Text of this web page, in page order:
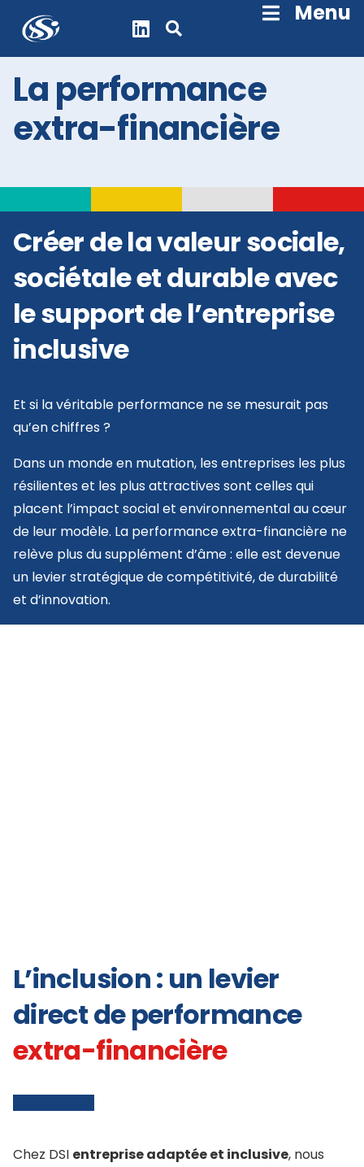
Menu
La performance
extra-financière
Créer de la valeur sociale,
sociétale et durable avec
le support de l’entreprise
inclusive
Et si la véritable performance ne se mesurait pas
qu’en chiffres ?
Dans un monde en mutation, les entreprises les plus
résilientes et les plus attractives sont celles qui
placent l’impact social et environnemental au cœur
de leur modèle. La performance extra-financière ne
relève plus du supplément d’âme : elle est devenue
un levier stratégique de compétitivité, de durabilité
et d’innovation.
L’inclusion : un levier
direct de performance
extra-financière
Chez DSI entreprise adaptée et inclusive, nous